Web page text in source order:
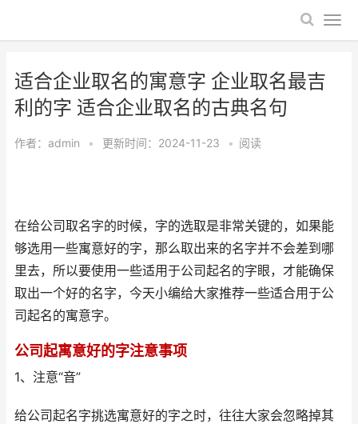
适合企业取名的寓意字 企业取名最吉
利的字 适合企业取名的古典名句
作者： admin • 更新时间：2024-11-23 • 阅读
在给公司取名字的时候，字的选取是非常关键的，如果能
够选用一些寓意好的字，那么取出来的名字并不会差到哪
里去，所以要使用一些适用于公司起名的字眼，才能确保
取出一个好的名字，今天小编给大家推荐一些适合用于公
司起名的寓意字。
公司起寓意好的字注意事项
1、注意“音”
给公司起名字挑选寓意好的字之时，往往大家会忽略掉其